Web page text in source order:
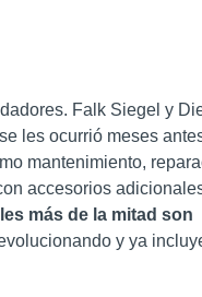
Falk Siegel y
les ocurrió meses
mantenimiento,
accesorios
más de la mitad son
y ya